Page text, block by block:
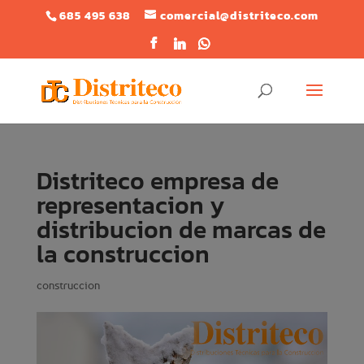
685 495 638 comercial@distriteco.com
Distriteco empresa de
representacion y
distribucion de marcas de
la construccion
construccion